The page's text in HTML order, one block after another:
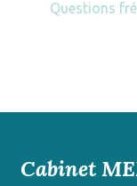
Questions
Cabinet